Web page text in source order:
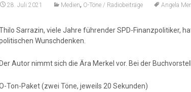
28. Juli 2021 Medien, O-Töne / Radiobeiträge Angela
Sarrazin, viele Jahre führender SPD-Finanzpolitiker,
Wunschdenken.
Der Autor nimmt sich die Ära Merkel vor. Bei der
Ton-Paket (zwei Töne, jeweils 20 Sekunden)